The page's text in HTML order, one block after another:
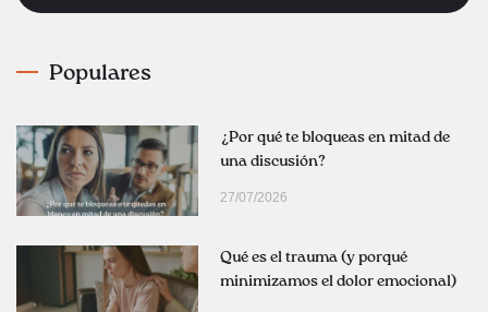
Populares
¿Por qué te bloqueas en mitad de
una discusión?
27/07/2026
Qué es el trauma (y porqué
minimizamos el dolor emocional)